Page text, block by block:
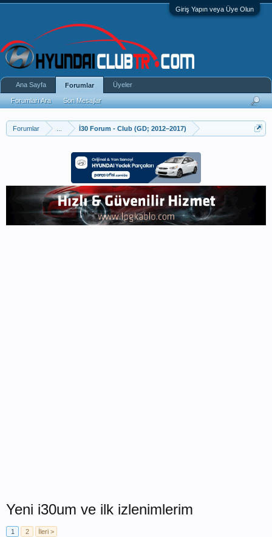
Giriş Yapın veya Üye Olun
Forumlar İ30 Forum - Club (GD; 2012–2017)
Yeni i30um ve ilk izlenimlerim
1 2 İleri >
Ana Sayfa Forumlar
Forumları Ara Son Mesajlar
Üyeler